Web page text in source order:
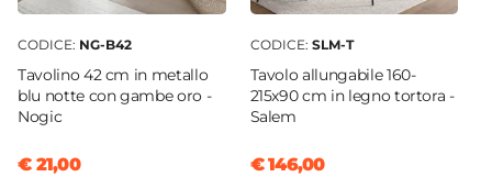
CODICE: NG-B42
Tavolino 42 cm in metallo
blu notte con gambe oro -
Nogic
€ 21,00
CODICE: SLM-T
Tavolo allungabile 160-
215x90 cm in legno tortora -
Salem
€ 146,00